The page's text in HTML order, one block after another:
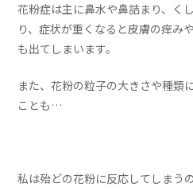
花粉症は主に鼻水や鼻詰まり、く
り、症状が重くなると皮膚の痒み
も出てしまいます。
また、花粉の粒子の大きさや種類
ことも…
私は殆どの花粉に反応してしまう